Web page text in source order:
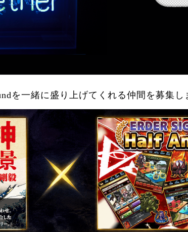
を一緒に盛り上げてくれる仲間を募集し